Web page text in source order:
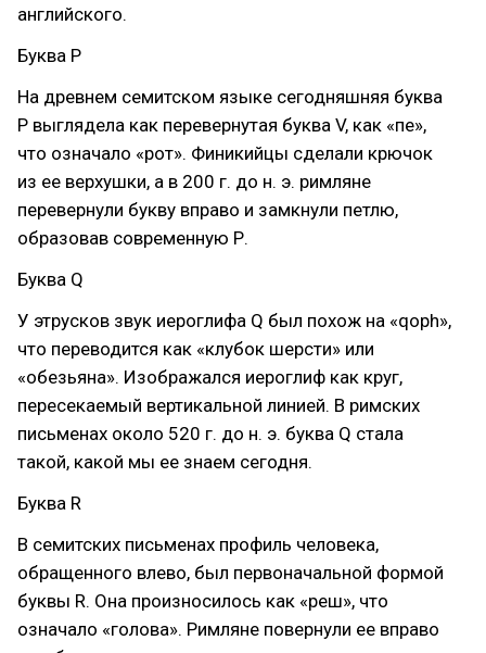
английского.
Буква P
На древнем семитском языке сегодняшняя буква
P выглядела как перевернутая буква V, как «пe»,
что означало «рот». Финикийцы сделали крючок
из ее верхушки, а в 200 г. до н. э. римляне
перевернули букву вправо и замкнули петлю,
образовав современную Р.
Буква Q
У этрусков звук иероглифа Q был похож на «qoph»,
что переводится как «клубок шерсти» или
«обезьяна». Изображался иероглиф как круг,
пересекаемый вертикальной линией. В римских
письменах около 520 г. до н. э. буква Q стала
такой, какой мы ее знаем сегодня.
Буква R
В семитских письменах профиль человека,
обращенного влево, был первоначальной формой
буквы R. Она произносилось как «реш», что
означало «голова». Римляне повернули ее вправо